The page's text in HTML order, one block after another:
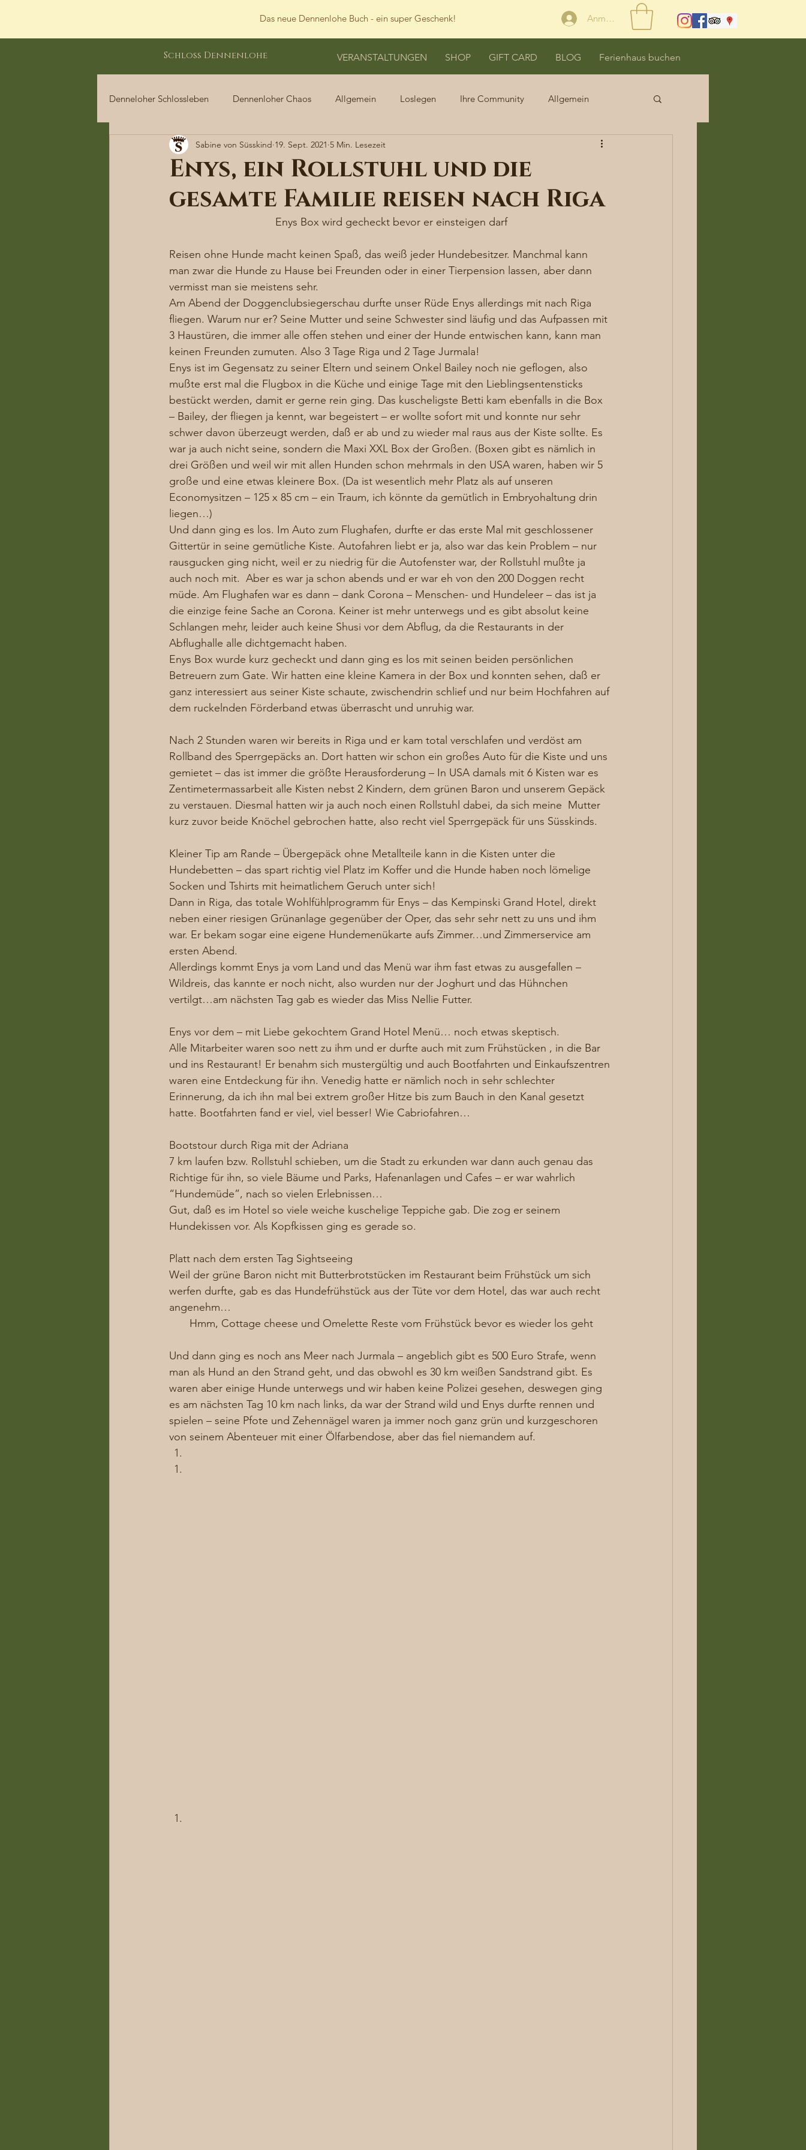
Das neue Dennenlohe Buch - ein super Geschenk! Anmelden
Schloss Dennenlohe VERANSTALTUNGEN SHOP GIFT CARD BLOG Ferienhaus buchen
Denneloher Schlossleben Dennenloher Chaos Allgemein Loslegen Ihre Community Allgemein
Dennenloher Schlossleben
Enys, ein Rollstuhl und die
gesamte Familie reisen nach Riga
Sabine von Süsskind 19. Sept. 2021 5 Min. Lesezeit
Enys Box wird gecheckt bevor er einsteigen darf
Reisen ohne Hunde macht keinen Spaß, das weiß jeder Hundebesitzer. Manchmal kann
man zwar die Hunde zu Hause bei Freunden oder in einer Tierpension lassen, aber dann
vermisst man sie meistens sehr.
Am Abend der Doggenclubsiegerschau durfte unser Rüde Enys allerdings mit nach Riga
fliegen. Warum nur er? Seine Mutter und seine Schwester sind läufig und das Aufpassen mit
3 Haustüren, die immer alle offen stehen und einer der Hunde entwischen kann, kann man
keinen Freunden zumuten. Also 3 Tage Riga und 2 Tage Jurmala!
Enys ist im Gegensatz zu seiner Eltern und seinem Onkel Bailey noch nie geflogen, also
mußte erst mal die Flugbox in die Küche und einige Tage mit den Lieblingsentensticks
bestückt werden, damit er gerne rein ging. Das kuscheligste Betti kam ebenfalls in die Box
– Bailey, der fliegen ja kennt, war begeistert – er wollte sofort mit und konnte nur sehr
schwer davon überzeugt werden, daß er ab und zu wieder mal raus aus der Kiste sollte. Es
war ja auch nicht seine, sondern die Maxi XXL Box der Großen. (Boxen gibt es nämlich in
drei Größen und weil wir mit allen Hunden schon mehrmals in den USA waren, haben wir 5
große und eine etwas kleinere Box. (Da ist wesentlich mehr Platz als auf unseren
Economysitzen – 125 x 85 cm – ein Traum, ich könnte da gemütlich in Embryohaltung drin
liegen…)
Und dann ging es los. Im Auto zum Flughafen, durfte er das erste Mal mit geschlossener
Gittertür in seine gemütliche Kiste. Autofahren liebt er ja, also war das kein Problem – nur
rausgucken ging nicht, weil er zu niedrig für die Autofenster war, der Rollstuhl mußte ja
auch noch mit.  Aber es war ja schon abends und er war eh von den 200 Doggen recht
müde. Am Flughafen war es dann – dank Corona – Menschen- und Hundeleer – das ist ja
die einzige feine Sache an Corona. Keiner ist mehr unterwegs und es gibt absolut keine
Schlangen mehr, leider auch keine Shusi vor dem Abflug, da die Restaurants in der
Abflughalle alle dichtgemacht haben.
Enys Box wurde kurz gecheckt und dann ging es los mit seinen beiden persönlichen
Betreuern zum Gate. Wir hatten eine kleine Kamera in der Box und konnten sehen, daß er
ganz interessiert aus seiner Kiste schaute, zwischendrin schlief und nur beim Hochfahren auf
dem ruckelnden Förderband etwas überrascht und unruhig war.
Nach 2 Stunden waren wir bereits in Riga und er kam total verschlafen und verdöst am
Rollband des Sperrgepäcks an. Dort hatten wir schon ein großes Auto für die Kiste und uns
gemietet – das ist immer die größte Herausforderung – In USA damals mit 6 Kisten war es
Zentimetermassarbeit alle Kisten nebst 2 Kindern, dem grünen Baron und unserem Gepäck
zu verstauen. Diesmal hatten wir ja auch noch einen Rollstuhl dabei, da sich meine  Mutter
kurz zuvor beide Knöchel gebrochen hatte, also recht viel Sperrgepäck für uns Süsskinds.
Kleiner Tip am Rande – Übergepäck ohne Metallteile kann in die Kisten unter die
Hundebetten – das spart richtig viel Platz im Koffer und die Hunde haben noch lömelige
Socken und Tshirts mit heimatlichem Geruch unter sich!
Dann in Riga, das totale Wohlfühlprogramm für Enys – das Kempinski Grand Hotel, direkt
neben einer riesigen Grünanlage gegenüber der Oper, das sehr sehr nett zu uns und ihm
war. Er bekam sogar eine eigene Hundemenükarte aufs Zimmer…und Zimmerservice am
ersten Abend.
Allerdings kommt Enys ja vom Land und das Menü war ihm fast etwas zu ausgefallen –
Wildreis, das kannte er noch nicht, also wurden nur der Joghurt und das Hühnchen
vertilgt…am nächsten Tag gab es wieder das Miss Nellie Futter.
Enys vor dem – mit Liebe gekochtem Grand Hotel Menü… noch etwas skeptisch.
Alle Mitarbeiter waren soo nett zu ihm und er durfte auch mit zum Frühstücken , in die Bar
und ins Restaurant! Er benahm sich mustergültig und auch Bootfahrten und Einkaufszentren
waren eine Entdeckung für ihn. Venedig hatte er nämlich noch in sehr schlechter
Erinnerung, da ich ihn mal bei extrem großer Hitze bis zum Bauch in den Kanal gesetzt
hatte. Bootfahrten fand er viel, viel besser! Wie Cabriofahren…
Bootstour durch Riga mit der Adriana
7 km laufen bzw. Rollstuhl schieben, um die Stadt zu erkunden war dann auch genau das
Richtige für ihn, so viele Bäume und Parks, Hafenanlagen und Cafes – er war wahrlich
“Hundemüde”, nach so vielen Erlebnissen…
Gut, daß es im Hotel so viele weiche kuschelige Teppiche gab. Die zog er seinem
Hundekissen vor. Als Kopfkissen ging es gerade so.
Platt nach dem ersten Tag Sightseeing
Weil der grüne Baron nicht mit Butterbrotstücken im Restaurant beim Frühstück um sich
werfen durfte, gab es das Hundefrühstück aus der Tüte vor dem Hotel, das war auch recht
angenehm…
Hmm, Cottage cheese und Omelette Reste vom Frühstück bevor es wieder los geht
Und dann ging es noch ans Meer nach Jurmala – angeblich gibt es 500 Euro Strafe, wenn
man als Hund an den Strand geht, und das obwohl es 30 km weißen Sandstrand gibt. Es
waren aber einige Hunde unterwegs und wir haben keine Polizei gesehen, deswegen ging
es am nächsten Tag 10 km nach links, da war der Strand wild und Enys durfte rennen und
spielen – seine Pfote und Zehennägel waren ja immer noch ganz grün und kurzgeschoren
von seinem Abenteuer mit einer Ölfarbendose, aber das fiel niemandem auf.